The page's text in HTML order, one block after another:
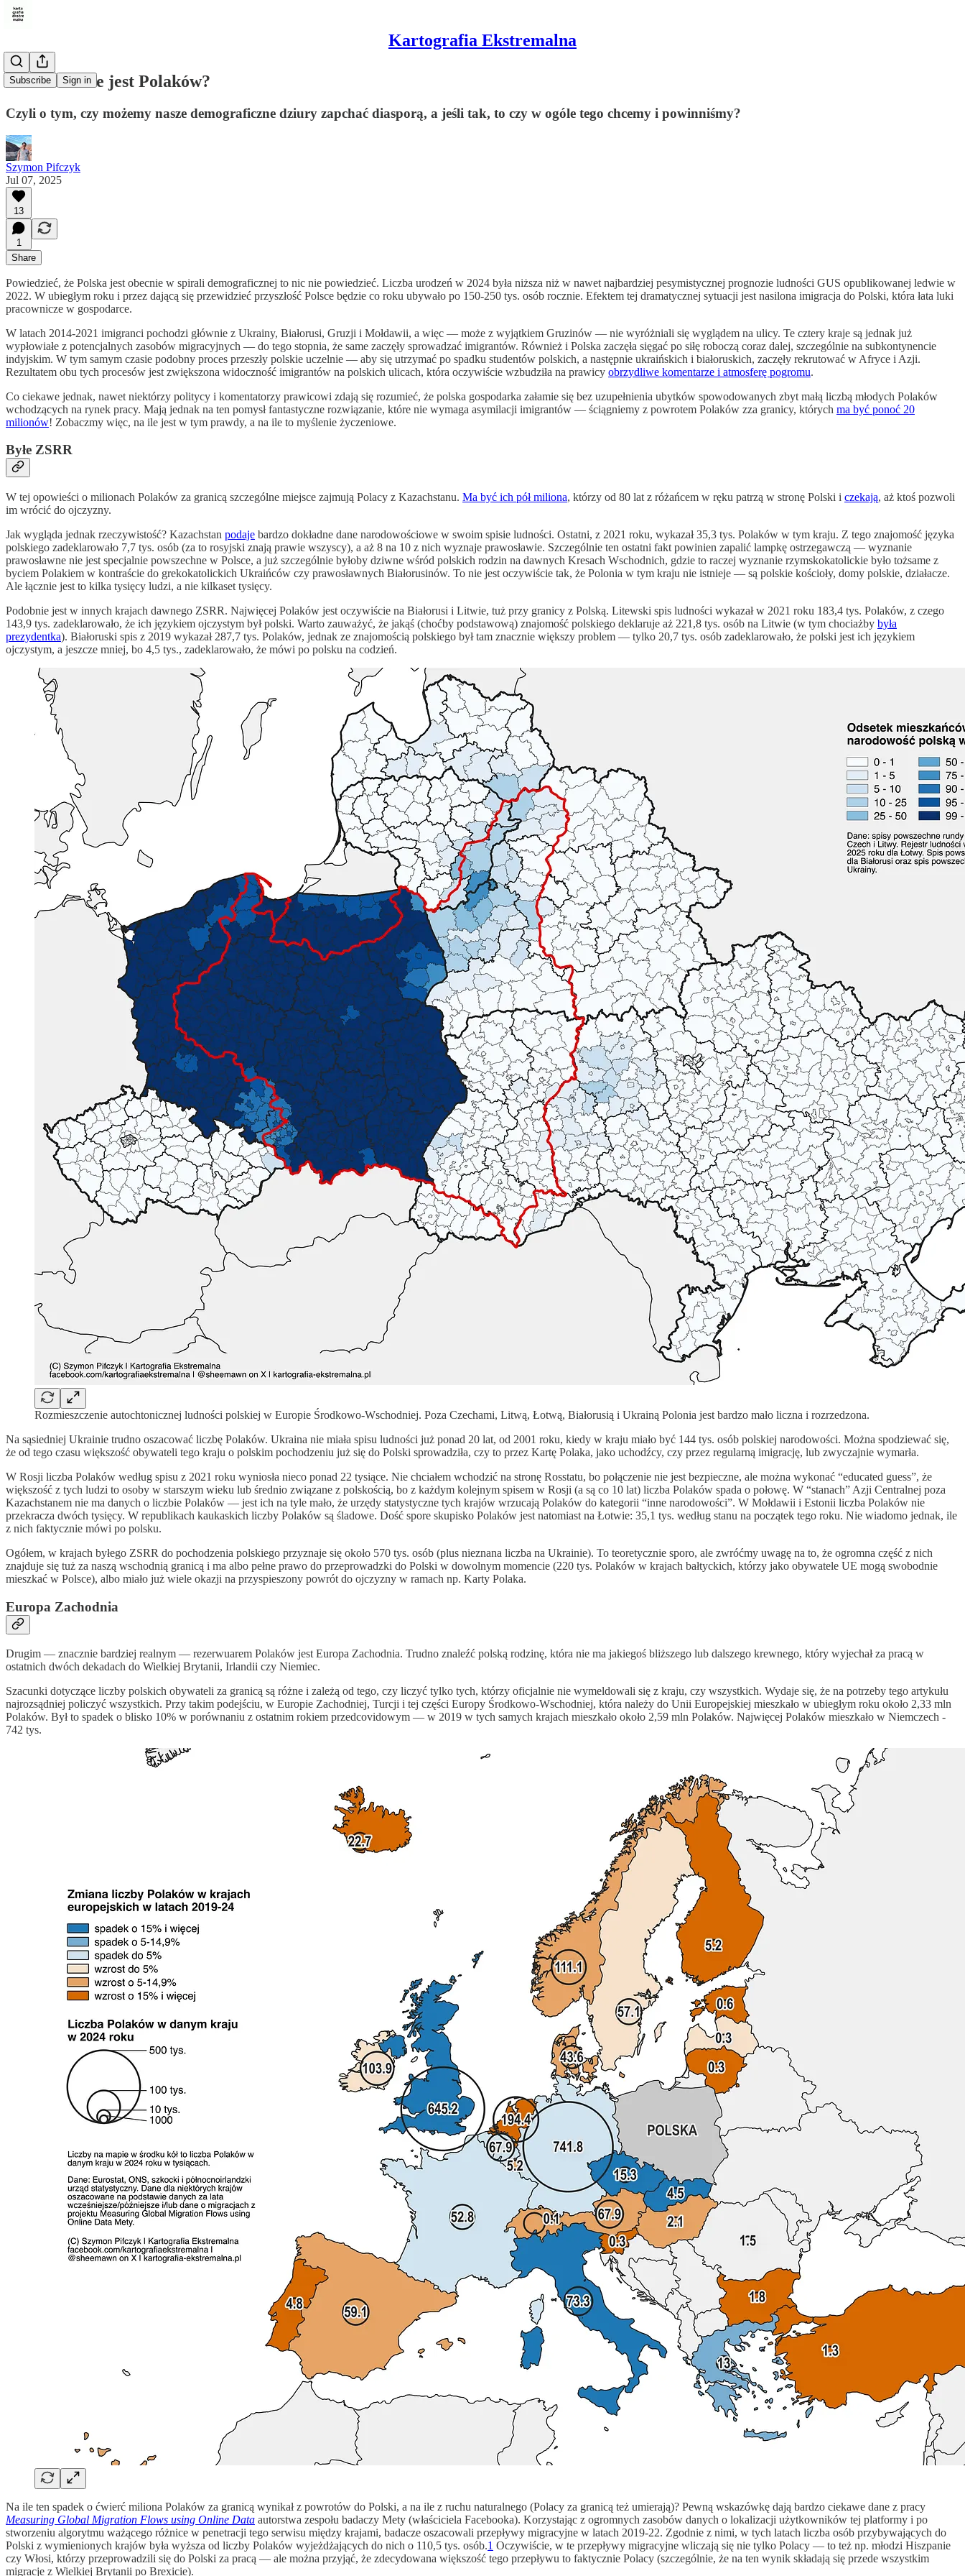
Kartografia Ekstremalna
Subscribe Sign in
Ile na świecie jest Polaków?
Czyli o tym, czy możemy nasze demograficzne dziury zapchać diasporą, a jeśli tak, to czy w ogóle tego chcemy i powinniśmy?
Szymon Pifczyk
Jul 07, 2025
13
1
Share
Powiedzieć, że Polska jest obecnie w spirali demograficznej to nic nie powiedzieć. Liczba urodzeń w 2024 była niższa niż w nawet najbardziej pesymistycznej prognozie ludności GUS opublikowanej ledwie w
2022. W ubiegłym roku i przez dającą się przewidzieć przyszłość Polsce będzie co roku ubywało po 150-250 tys. osób rocznie. Efektem tej dramatycznej sytuacji jest nasilona imigracja do Polski, która łata luki
pracownicze w gospodarce.
W latach 2014-2021 imigranci pochodzi głównie z Ukrainy, Białorusi, Gruzji i Mołdawii, a więc — może z wyjątkiem Gruzinów — nie wyróżniali się wyglądem na ulicy. Te cztery kraje są jednak już
wypłowiałe z potencjalnych zasobów migracyjnych — do tego stopnia, że same zaczęły sprowadzać imigrantów. Również i Polska zaczęła sięgać po siłę roboczą coraz dalej, szczególnie na subkontynencie
indyjskim. W tym samym czasie podobny proces przeszły polskie uczelnie — aby się utrzymać po spadku studentów polskich, a następnie ukraińskich i białoruskich, zaczęły rekrutować w Afryce i Azji.
Rezultatem obu tych procesów jest zwiększona widoczność imigrantów na polskich ulicach, która oczywiście wzbudziła na prawicy obrzydliwe komentarze i atmosferę pogromu.
Co ciekawe jednak, nawet niektórzy politycy i komentatorzy prawicowi zdają się rozumieć, że polska gospodarka załamie się bez uzupełnienia ubytków spowodowanych zbyt małą liczbą młodych Polaków
wchodzących na rynek pracy. Mają jednak na ten pomysł fantastyczne rozwiązanie, które nie wymaga asymilacji imigrantów — ściągniemy z powrotem Polaków zza granicy, których ma być ponoć 20
milionów! Zobaczmy więc, na ile jest w tym prawdy, a na ile to myślenie życzeniowe.
Byłe ZSRR
W tej opowieści o milionach Polaków za granicą szczególne miejsce zajmują Polacy z Kazachstanu. Ma być ich pół miliona, którzy od 80 lat z różańcem w ręku patrzą w stronę Polski i czekają, aż ktoś pozwoli
im wrócić do ojczyzny.
Jak wygląda jednak rzeczywistość? Kazachstan podaje bardzo dokładne dane narodowościowe w swoim spisie ludności. Ostatni, z 2021 roku, wykazał 35,3 tys. Polaków w tym kraju. Z tego znajomość języka
polskiego zadeklarowało 7,7 tys. osób (za to rosyjski znają prawie wszyscy), a aż 8 na 10 z nich wyznaje prawosławie. Szczególnie ten ostatni fakt powinien zapalić lampkę ostrzegawczą — wyznanie
prawosławne nie jest specjalnie powszechne w Polsce, a już szczególnie byłoby dziwne wśród polskich rodzin na dawnych Kresach Wschodnich, gdzie to raczej wyznanie rzymskokatolickie było tożsame z
byciem Polakiem w kontraście do grekokatolickich Ukraińców czy prawosławnych Białorusinów. To nie jest oczywiście tak, że Polonia w tym kraju nie istnieje — są polskie kościoły, domy polskie, działacze.
Ale łącznie jest to kilka tysięcy ludzi, a nie kilkaset tysięcy.
Podobnie jest w innych krajach dawnego ZSRR. Najwięcej Polaków jest oczywiście na Białorusi i Litwie, tuż przy granicy z Polską. Litewski spis ludności wykazał w 2021 roku 183,4 tys. Polaków, z czego
143,9 tys. zadeklarowało, że ich językiem ojczystym był polski. Warto zauważyć, że jakąś (choćby podstawową) znajomość polskiego deklaruje aż 221,8 tys. osób na Litwie (w tym chociażby była
prezydentka). Białoruski spis z 2019 wykazał 287,7 tys. Polaków, jednak ze znajomością polskiego był tam znacznie większy problem — tylko 20,7 tys. osób zadeklarowało, że polski jest ich językiem
ojczystym, a jeszcze mniej, bo 4,5 tys., zadeklarowało, że mówi po polsku na codzień.
Rozmieszczenie autochtonicznej ludności polskiej w Europie Środkowo-Wschodniej. Poza Czechami, Litwą, Łotwą, Białorusią i Ukrainą Polonia jest bardzo mało liczna i rozrzedzona.
Na sąsiedniej Ukrainie trudno oszacować liczbę Polaków. Ukraina nie miała spisu ludności już ponad 20 lat, od 2001 roku, kiedy w kraju miało być 144 tys. osób polskiej narodowości. Można spodziewać się,
że od tego czasu większość obywateli tego kraju o polskim pochodzeniu już się do Polski sprowadziła, czy to przez Kartę Polaka, jako uchodźcy, czy przez regularną imigrację, lub zwyczajnie wymarła.
W Rosji liczba Polaków według spisu z 2021 roku wyniosła nieco ponad 22 tysiące. Nie chciałem wchodzić na stronę Rosstatu, bo połączenie nie jest bezpieczne, ale można wykonać “educated guess”, że
większość z tych ludzi to osoby w starszym wieku lub średnio związane z polskością, bo z każdym kolejnym spisem w Rosji (a są co 10 lat) liczba Polaków spada o połowę. W “stanach” Azji Centralnej poza
Kazachstanem nie ma danych o liczbie Polaków — jest ich na tyle mało, że urzędy statystyczne tych krajów wrzucają Polaków do kategorii “inne narodowości”. W Mołdawii i Estonii liczba Polaków nie
przekracza dwóch tysięcy. W republikach kaukaskich liczby Polaków są śladowe. Dość spore skupisko Polaków jest natomiast na Łotwie: 35,1 tys. według stanu na początek tego roku. Nie wiadomo jednak, ile
z nich faktycznie mówi po polsku.
Ogółem, w krajach byłego ZSRR do pochodzenia polskiego przyznaje się około 570 tys. osób (plus nieznana liczba na Ukrainie). To teoretycznie sporo, ale zwróćmy uwagę na to, że ogromna część z nich
znajduje się tuż za naszą wschodnią granicą i ma albo pełne prawo do przeprowadzki do Polski w dowolnym momencie (220 tys. Polaków w krajach bałtyckich, którzy jako obywatele UE mogą swobodnie
mieszkać w Polsce), albo miało już wiele okazji na przyspieszony powrót do ojczyzny w ramach np. Karty Polaka.
Europa Zachodnia
Drugim — znacznie bardziej realnym — rezerwuarem Polaków jest Europa Zachodnia. Trudno znaleźć polską rodzinę, która nie ma jakiegoś bliższego lub dalszego krewnego, który wyjechał za pracą w
ostatnich dwóch dekadach do Wielkiej Brytanii, Irlandii czy Niemiec.
Szacunki dotyczące liczby polskich obywateli za granicą są różne i zależą od tego, czy liczyć tylko tych, którzy oficjalnie nie wymeldowali się z kraju, czy wszystkich. Wydaje się, że na potrzeby tego artykułu
najrozsądniej policzyć wszystkich. Przy takim podejściu, w Europie Zachodniej, Turcji i tej części Europy Środkowo-Wschodniej, która należy do Unii Europejskiej mieszkało w ubiegłym roku około 2,33 mln
Polaków. Był to spadek o blisko 10% w porównaniu z ostatnim rokiem przedcovidowym — w 2019 w tych samych krajach mieszkało około 2,59 mln Polaków. Najwięcej Polaków mieszkało w Niemczech -
742 tys.
Na ile ten spadek o ćwierć miliona Polaków za granicą wynikał z powrotów do Polski, a na ile z ruchu naturalnego (Polacy za granicą też umierają)? Pewną wskazówkę dają bardzo ciekawe dane z pracy
Measuring Global Migration Flows using Online Data autorstwa zespołu badaczy Mety (właściciela Facebooka). Korzystając z ogromnych zasobów danych o lokalizacji użytkowników tej platformy i po
stworzeniu algorytmu ważącego różnice w penetracji tego serwisu między krajami, badacze oszacowali przepływy migracyjne w latach 2019-22. Zgodnie z nimi, w tych latach liczba osób przybywających do
Polski z wymienionych krajów była wyższa od liczby Polaków wyjeżdżających do nich o 110,5 tys. osób.1 Oczywiście, w te przepływy migracyjne wliczają się nie tylko Polacy — to też np. młodzi Hiszpanie
czy Włosi, którzy przeprowadzili się do Polski za pracą — ale można przyjąć, że zdecydowana większość tego przepływu to faktycznie Polacy (szczególnie, że na ten wynik składają się przede wszystkim
migracje z Wielkiej Brytanii po Brexicie).